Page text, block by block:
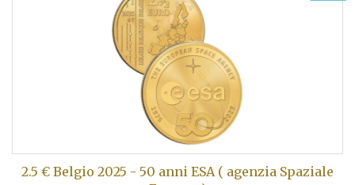
2.5 € Belgio 2025 - 50 anni ESA ( agenzia Spaziale